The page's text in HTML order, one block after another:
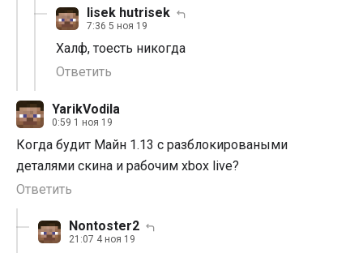
lisek hutrisek
7:36 5 ноя 19
Халф, тоесть никогда
Ответить
YarikVodila
0:59 1 ноя 19
Когда будит Майн 1.13 с разблокироваными
деталями скина и рабочим xbox live?
Ответить
Nontoster2
21:07 4 ноя 19